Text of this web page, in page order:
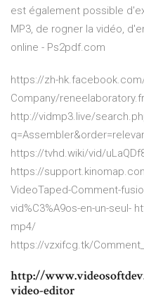
est également possible
MP3, de rogner la vidéo,
online - Ps2pdf.com
https://zh-
Company/
http://vidmp3.live/
https://tvhd.wiki/vid/
https://
VideoTaped-Comment-
vid%C3%A9os-en-un-seul-
mp4/
https://vzxifcg.tk/
http://
video-editor